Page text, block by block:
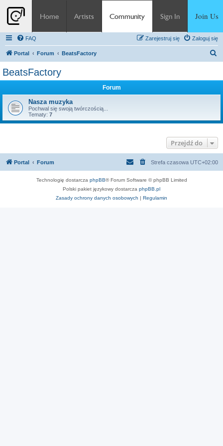
Home Artists Community Sign In Join Us
FAQ Zaloguj się
Zarejestruj się
Portal Forum BeatsFactory
BeatsFactory
Forum
Nasza muzyka
Pochwal się swoją twórczością...
Tematy: 7
Przejdź do
Portal Forum Strefa czasowa UTC+02:00
Technologię dostarcza phpBB® Forum Software © phpBB Limited
Polski pakiet językowy dostarcza phpBB.pl
Zasady ochrony danych osobowych | Regulamin